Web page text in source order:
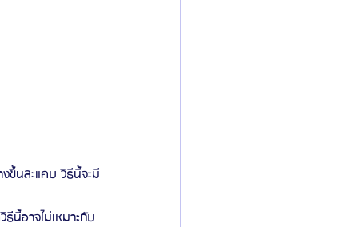
ขึ้นละแคบ วิธีนี้จะมี
นี้อาจไม่เหมาะกับ